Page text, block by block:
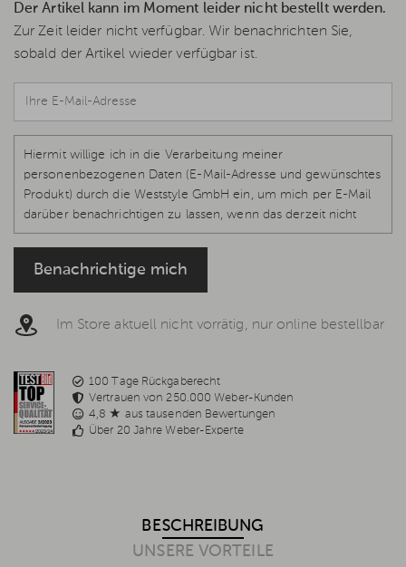
Der Artikel kann im Moment leider nicht bestellt werden.
Zur Zeit leider nicht verfügbar. Wir benachrichten Sie,
sobald der Artikel wieder verfügbar ist.
Hiermit willige ich in die Verarbeitung meiner
personenbezogenen Daten (E-Mail-Adresse und gewünschtes
Produkt) durch die Weststyle GmbH ein, um mich per E-Mail
darüber benachrichtigen zu lassen, wenn das derzeit nicht
verfügbare Produkt wieder vorrätig und lieferbar ist.
7 DS-GVO, welche jederzeit per E-Mail
widerrufen werden kann, um keine weiteren E-Mails zu
erhalten. Weitere Informationen in der
Benachrichtige mich
Im Store aktuell nicht vorrätig, nur online bestellbar
100 Tage Rückgaberecht
Vertrauen von 250.000 Weber-Kunden
4,8 ★ aus tausenden Bewertungen
Über 20 Jahre Weber-Experte
BESCHREIBUNG
UNSERE VORTEILE